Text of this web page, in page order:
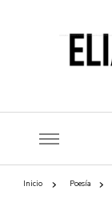
Inicio Poesía